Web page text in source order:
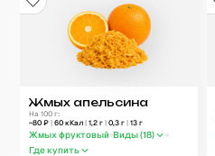
Жмых апельсина
На 100 г:
~80 ₽| 60 кКал| 1,2 г| 0,3 г| 13 г
Жмых фруктовый Виды (18)
Где купить